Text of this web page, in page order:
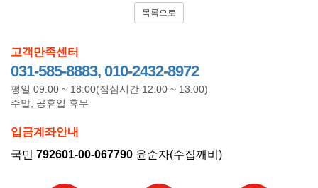
목록으로
고객만족센터
031-585-8883, 010-2432-8972
평일 09:00 ~ 18:00(점심시간 12:00 ~ 13:00)
주말, 공휴일 휴무
입금계좌안내
국민 792601-00-067790 윤순자(수집깨비)